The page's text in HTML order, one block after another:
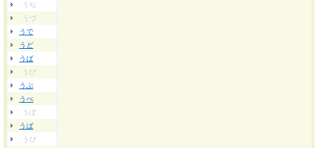
うぢ
うづ
うで
うど
うば
うび
うぶ
うべ
うぼ
うぱ
うぴ